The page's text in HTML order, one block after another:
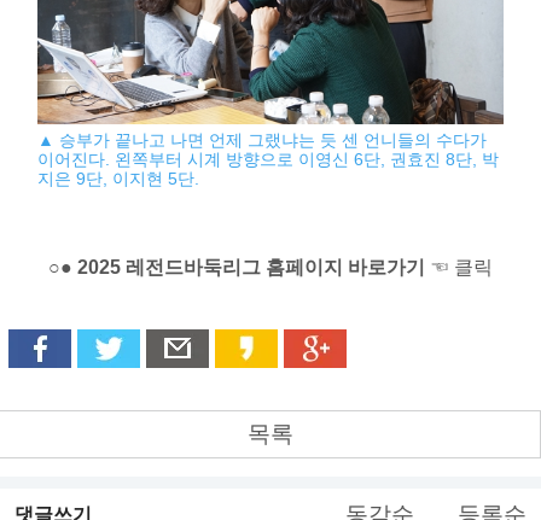
▲ 승부가 끝나고 나면 언제 그랬냐는 듯 센 언니들의 수다가
이어진다. 왼쪽부터 시계 방향으로 이영신 6단, 권효진 8단, 박
지은 9단, 이지현 5단.
○● 2025 레전드바둑리그 홈페이지 바로가기 ☜ 클릭
목록
댓글쓰기 동감순 등록순